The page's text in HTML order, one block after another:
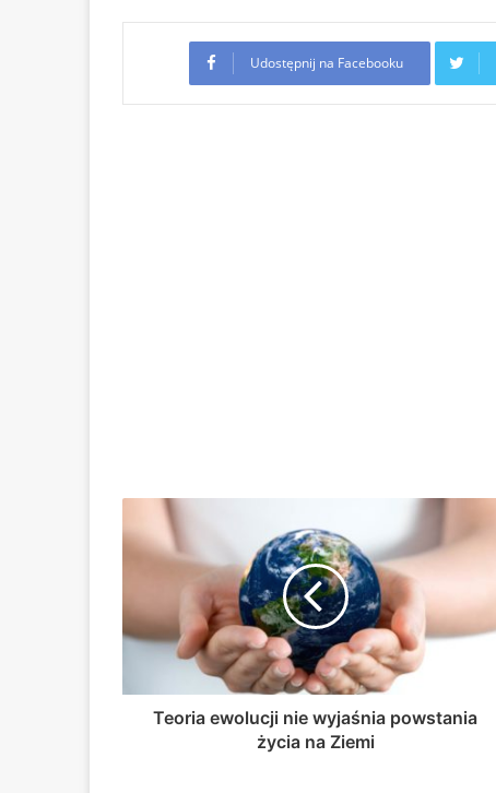
Udostępnij na Facebooku
Teoria ewolucji nie wyjaśnia powstania
życia na Ziemi